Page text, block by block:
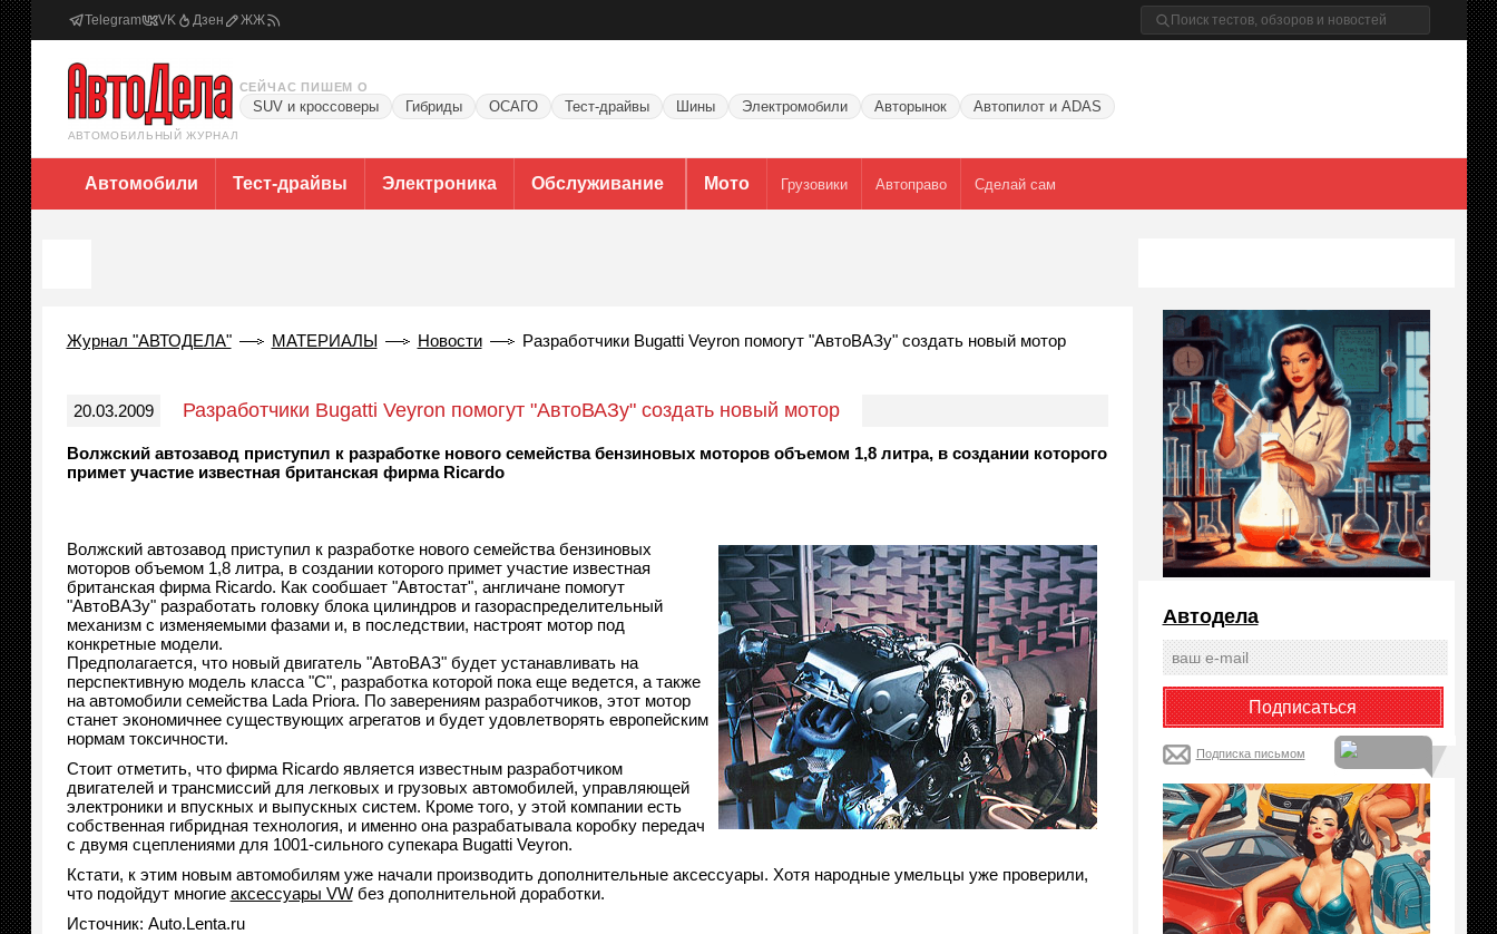
Telegram VK Дзен ЖЖ
АВТОМОБИЛЬНЫЙ ЖУРНАЛ
СЕЙЧАС ПИШЕМ О
SUV и кроссоверы Гибриды ОСАГО Тест-драйвы Шины Электромобили Авторынок Автопилот и ADAS
Автомобили Тест-драйвы Электроника Обслуживание Мото Грузовики Автоправо Сделай сам
Журнал "АВТОДЕЛА" МАТЕРИАЛЫ Новости Разработчики Bugatti Veyron помогут "АвтоВАЗу" создать новый мотор
20.03.2009 Разработчики Bugatti Veyron помогут "АвтоВАЗу" создать новый мотор
Волжский автозавод приступил к разработке нового семейства бензиновых моторов объемом 1,8 литра, в создании которого
примет участие известная британская фирма Ricardo
Волжский автозавод приступил к разработке нового семейства бензиновых
моторов объемом 1,8 литра, в создании которого примет участие известная
британская фирма Ricardo. Как сообшает "Автостат", англичане помогут
"АвтоВАЗу" разработать головку блока цилиндров и газораспределительный
механизм с изменяемыми фазами и, в последствии, настроят мотор под
конкретные модели.
Предполагается, что новый двигатель "АвтоВАЗ" будет устанавливать на
перспективную модель класса "С", разработка которой пока еще ведется, а также
на автомобили семейства Lada Priora. По заверениям разработчиков, этот мотор
станет экономичнее существующих агрегатов и будет удовлетворять европейским
нормам токсичности.
Стоит отметить, что фирма Ricardo является известным разработчиком
двигателей и трансмиссий для легковых и грузовых автомобилей, управляющей
электроники и впускных и выпускных систем. Кроме того, у этой компании есть
собственная гибридная технология, и именно она разрабатывала коробку передач
с двумя сцеплениями для 1001-сильного супекара Bugatti Veyron.
Кстати, к этим новым автомобилям уже начали производить дополнительные аксессуары. Хотя народные умельцы уже проверили,
что подойдут многие аксессуары VWбез дополнительной доработки.
Источник: Auto.Lenta.ru
Автодела
Подписка письмом